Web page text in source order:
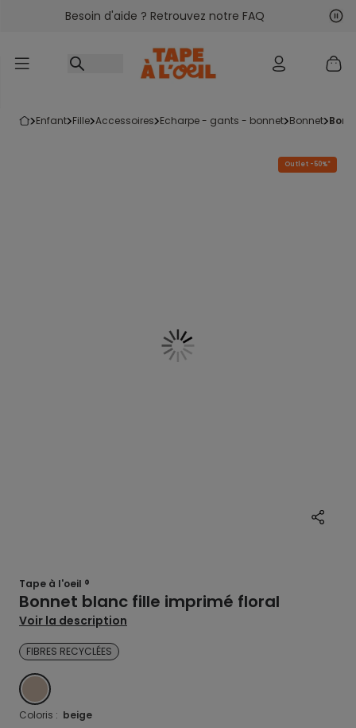
Accéder au contenu
Besoin d'aide ? Retrouvez notre FAQ
enfant fille accessoires echarpe - gants - bonnet bonnet
Outlet -50%*
Tape à l'oeil ®
Bonnet blanc fille imprimé floral
Voir la description
FIBRES RECYCLÉES
BEIGE
Coloris : beige